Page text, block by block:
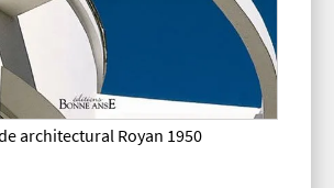
architectural Royan 1950